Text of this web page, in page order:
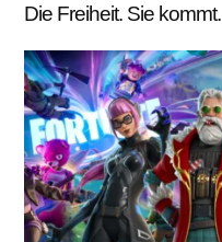
Die Freiheit. Sie kommt.